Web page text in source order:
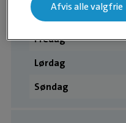
Torsdag
Fredag
Lørdag
Søndag
Afvis alle valgfrie